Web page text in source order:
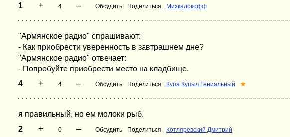
1
+ 4 – Обсудить Поделиться Михкалокофф
"Армянское радио" спрашивают:
- Как приобрести уверенность в завтрашнем дне?
"Армянское радио" отвечает:
- Попробуйте приобрести место на кладбище.
4
+ 4 – Обсудить Поделиться Купа Купыч Гениальный ★
я правильный, но ем молоки рыб.
2
+ 0 – Обсудить Поделиться Котляревский Дмитрий